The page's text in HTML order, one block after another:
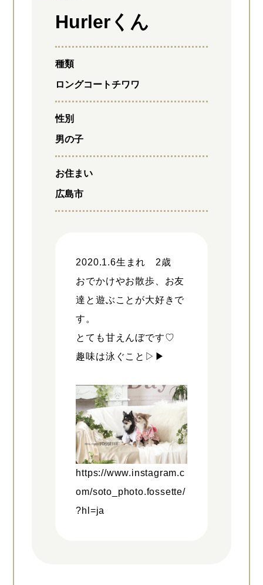
Hurlerくん
種類
ロングコートチワワ
性別
男の子
お住まい
広島市
2020.1.6生まれ 2歳
おでかけやお散歩、お友
達と遊ぶことが大好きで
す。
とても甘えんぼです♡
趣味は泳ぐこと▷▶
https://www.instagram.c
om/soto_photo.fossette/
?hl=ja